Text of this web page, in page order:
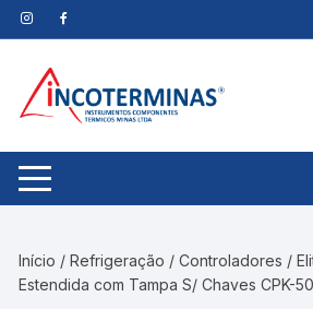
Pular
para
conteúdo
Início /Refrigeração /Controladores /
Estendida com Tampa S/ Chaves CPK-